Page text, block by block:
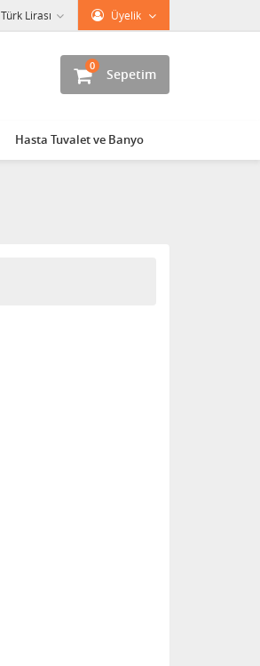
Üyelik
Türk Lirası
Sepetim
0
Hasta Tuvalet ve Banyo